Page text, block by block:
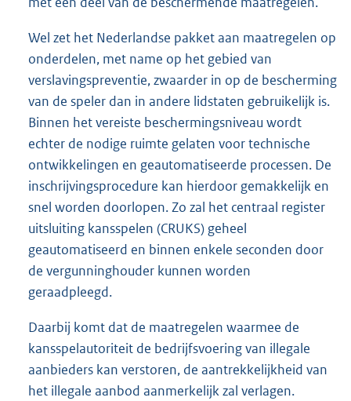
Wel zet het Nederlandse pakket aan maatregelen op
onderdelen, met name op het gebied van
verslavingspreventie, zwaarder in op de bescherming
van de speler dan in andere lidstaten gebruikelijk is.
Binnen het vereiste beschermingsniveau wordt
echter de nodige ruimte gelaten voor technische
ontwikkelingen en geautomatiseerde processen. De
inschrijvingsprocedure kan hierdoor gemakkelijk en
snel worden doorlopen. Zo zal het centraal register
uitsluiting kansspelen (CRUKS) geheel
geautomatiseerd en binnen enkele seconden door
de vergunninghouder kunnen worden
geraadpleegd.
Daarbij komt dat de maatregelen waarmee de
kansspelautoriteit de bedrijfsvoering van illegale
aanbieders kan verstoren, de aantrekkelijkheid van
het illegale aanbod aanmerkelijk zal verlagen.